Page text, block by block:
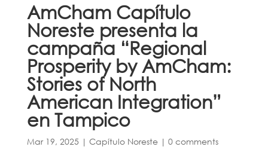
AmCham Capítulo
Noreste presenta la
campaña “Regional
Prosperity by AmCham:
Stories of North
American Integration”
en Tampico
Mar 19, 2025 | Capítulo Noreste| 0 comments